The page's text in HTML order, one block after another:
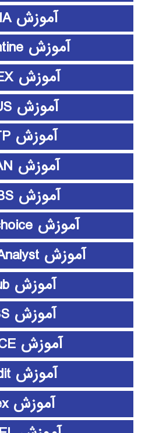
آموزش CATIA
آموزش clementine
آموزش CPLEX
آموزش EDIUS
آموزش EMTP
آموزش ePLAN
آموزش ETABS
آموزش expert choice
آموزش Frontier Analyst
آموزش github
آموزش HFSS
آموزش HSPICE
آموزش L-Edit
آموزش Latex